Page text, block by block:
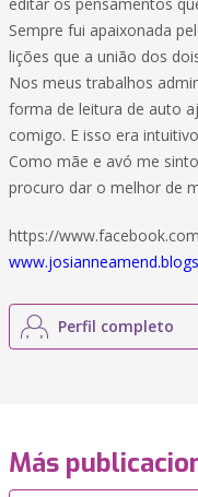
Sempre fui apaixonada
lições que a união dos
Nos meus trabalhos
forma de leitura de auto
comigo. E isso era
Como mãe e avó me
procuro dar o melhor de
https://
Perfil completo
Más